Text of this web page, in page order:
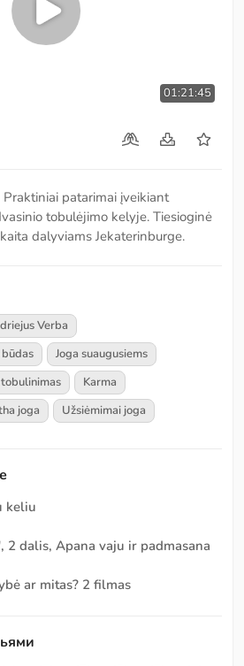
01:21:45
Praktiniai patarimai įveikiant
tobulėjimo kelyje. Tiesioginė
dalyviams Jekaterinburge.
Verba
Joga suaugusiems
Karma
joga Užsiėmimai joga
keliu
2 dalis, Apana vaju ir padmasana
ar mitas? 2 filmas